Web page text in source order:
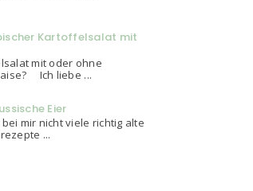
Kartoffelsalat mit
mit oder ohne
Ich liebe ...
Eier
mir nicht viele richtig alte
...